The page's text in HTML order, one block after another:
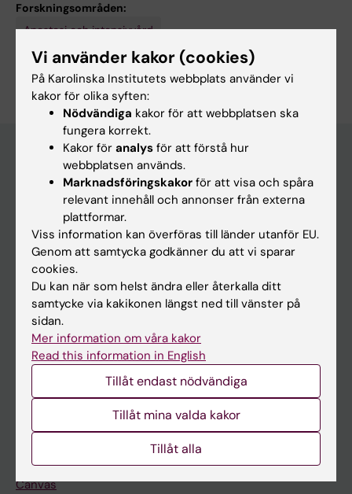
Forskningsområden:
Anestesi och intensivvård
Är du Tina Thomsson?
Redigera din profil
Huvudmeny
Utbildning
Forskarutbildning
Forskning
Om KI
På gång
Nyheter
Kalender
Student
Ladok
Canvas
Vi använder kakor (cookies)
På Karolinska Institutets webbplats använder vi
kakor för olika syften:
Nödvändiga kakor för att webbplatsen ska
fungera korrekt.
Kakor för analys för att förstå hur
webbplatsen används.
Marknadsföringskakor för att visa och spåra
relevant innehåll och annonser från externa
plattformar.
Viss information kan överföras till länder utanför EU.
Genom att samtycka godkänner du att vi sparar
cookies.
Du kan när som helst ändra eller återkalla ditt
samtycke via kakikonen längst ned till vänster på
sidan.
Mer information om våra kakor
Read this information in English
Tillåt endast nödvändiga
Tillåt mina valda kakor
Tillåt alla